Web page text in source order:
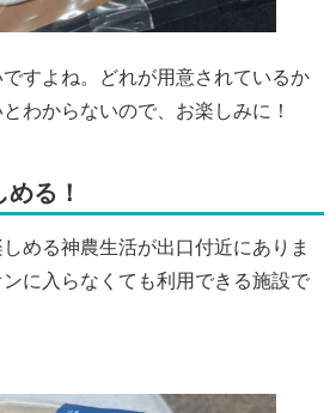
すよね。どれが用意されているか
わからないので、お楽しみに！
る！
める神農生活が出口付近にありま
に入らなくても利用できる施設で